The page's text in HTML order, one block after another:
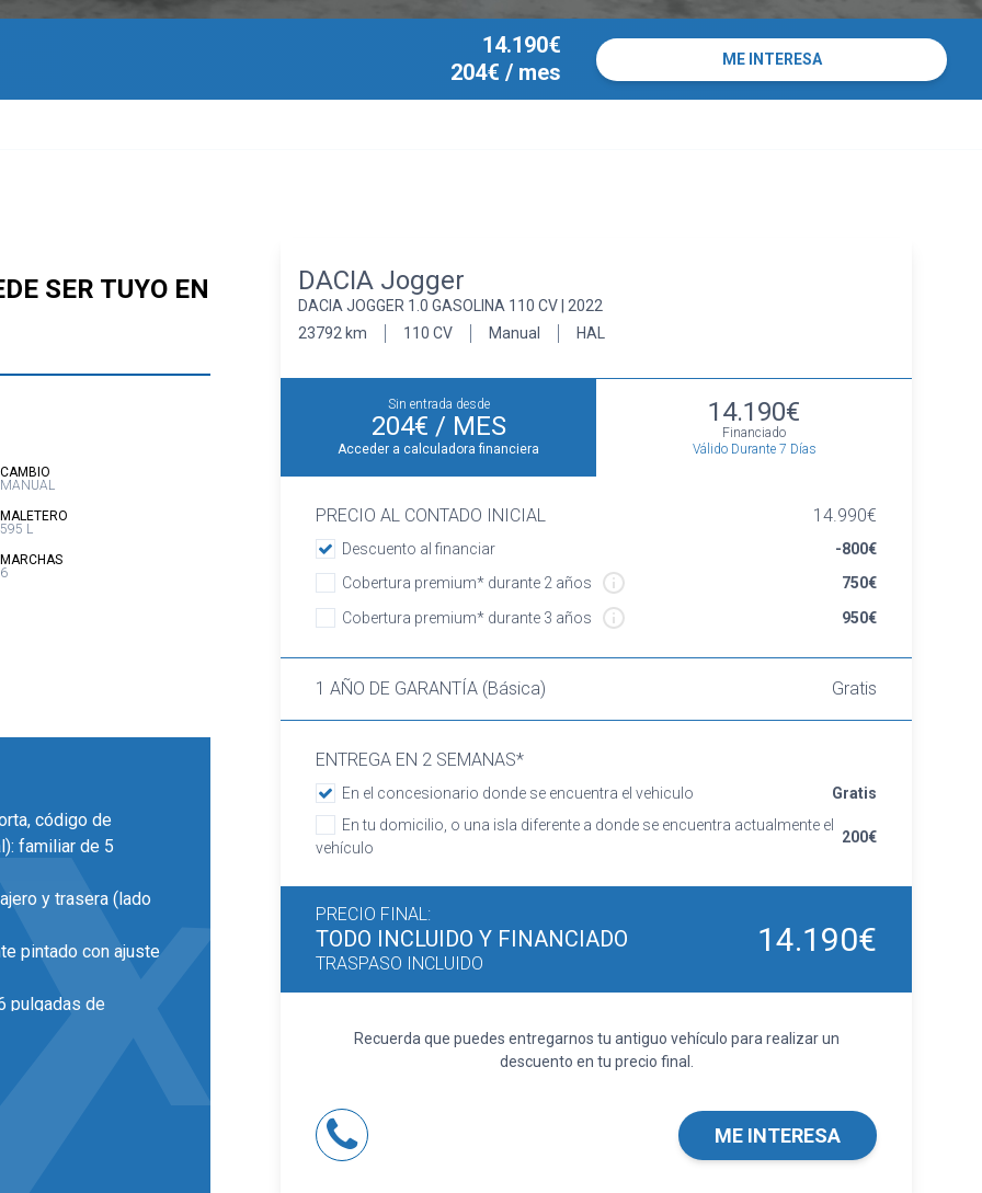
14.190€
204€ / mes
ME INTERESA
SER TUYO EN
CAMBIO
MANUAL
MALETERO
595 L
MARCHAS:
6
código de
familiar de 5
y trasera (lado
pintado con ajuste
pulgadas de
LED y luz larga con
DACIA Jogger
DACIA JOGGER 1.0 GASOLINA 110 CV | 2022
23792 km
110 CV Manual HAL
Sin entrada desde
204€ / MES
Acceder a calculadora financiera
14.190€
Financiado
Válido Durante 7 Días
PRECIO AL CONTADO INICIAL 14.990€
Descuento al financiar
-800€
Cobertura premium* durante 2 años
750€
Cobertura premium* durante 3 años
950€
1 AÑO DE GARANTÍA (Básica) Gratis
ENTREGA EN 2 SEMANAS*
En el concesionario donde se encuentra el vehiculo
Gratis
En tu domicilio, o una isla diferente a donde se encuentra actualmente el
vehículo
200€
PRECIO FINAL:
TODO INCLUIDO Y FINANCIADO
TRASPASO INCLUIDO
14.190€
Recuerda que puedes entregarnos tu antiguo vehículo para realizar un
descuento en tu precio final.
ME INTERESA